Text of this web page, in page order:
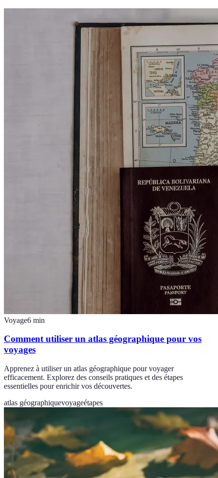
Voyage6 min
Comment utiliser un atlas géographique pour vos
voyages
Apprenez à utiliser un atlas géographique pour voyager
efficacement. Explorez des conseils pratiques et des étapes
essentielles pour enrichir vos découvertes.
atlas géographiquevoyageétapes